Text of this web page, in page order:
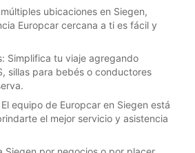
ubicaciones en Siegen,
Europcar cercana a ti es fácil y
Simplifica tu viaje agregando
sillas para bebés o conductores
equipo de Europcar en Siegen está
el mejor servicio y asistencia